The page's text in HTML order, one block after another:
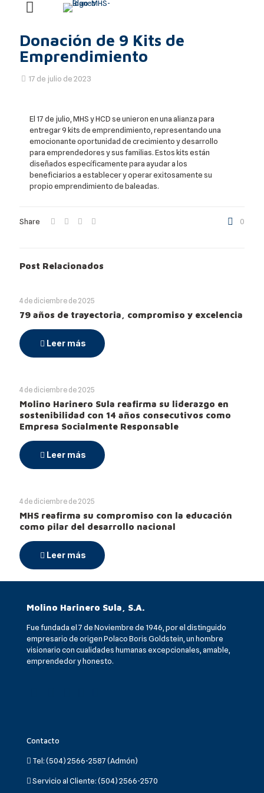
Donación de 9 Kits de
Emprendimiento
17 de julio de 2023
El 17 de julio, MHS y HCD se unieron en una alianza para
entregar 9 kits de emprendimiento, representando una
emocionante oportunidad de crecimiento y desarrollo
para emprendedores y sus familias. Estos kits están
diseñados específicamente para ayudar a los
beneficiarios a establecer y operar exitosamente su
propio emprendimiento de baleadas.
Share 0
Post Relacionados
4 de diciembre de 2025
79 años de trayectoria, compromiso y excelencia
Leer más
4 de diciembre de 2025
Molino Harinero Sula reafirma su liderazgo en
sostenibilidad con 14 años consecutivos como
Empresa Socialmente Responsable
Leer más
4 de diciembre de 2025
MHS reafirma su compromiso con la educación
como pilar del desarrollo nacional
Leer más
Molino Harinero Sula, S.A.
Fue fundada el 7 de Noviembre de 1946, por el distinguido
empresario de origen Polaco Boris Goldstein, un hombre
visionario con cualidades humanas excepcionales, amable,
emprendedor y honesto.
Contacto
Tel:(504) 2566-2587 (Admón)
Servicio al Cliente:(504) 2566-2570